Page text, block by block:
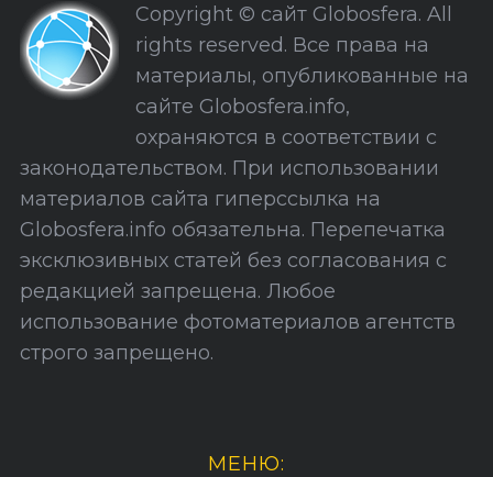
и
С
а
а
Copyright © сайт Globosfera. All
rights reserved. Все права на
материалы, опубликованные на
сайте Globosfera.info,
охраняются в соответствии с
законодательством. При использовании
материалов сайта гиперссылка на
Globosfera.info обязательна. Перепечатка
эксклюзивных статей без согласования с
редакцией запрещена. Любое
использование фотоматериалов агентств
строго запрещено.
МЕНЮ:
f
o
r
: